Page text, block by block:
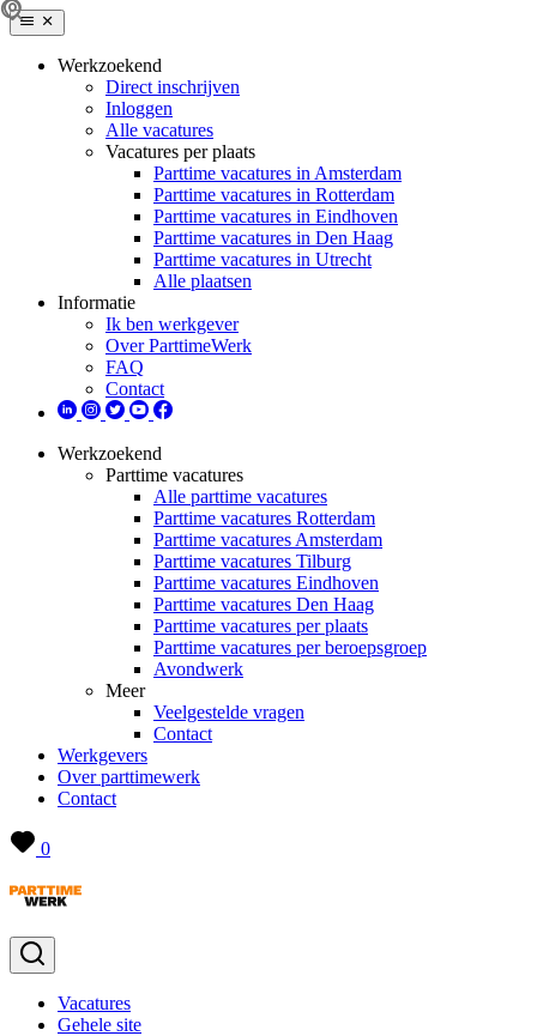
Werkzoekend
Direct inschrijven
Inloggen
Alle vacatures
Vacatures per plaats
Parttime vacatures in Amsterdam
Parttime vacatures in Rotterdam
Parttime vacatures in Eindhoven
Parttime vacatures in Den Haag
Parttime vacatures in Utrecht
Alle plaatsen
Informatie
Ik ben werkgever
Over ParttimeWerk
FAQ
Contact
Werkzoekend
Parttime vacatures
Alle parttime vacatures
Parttime vacatures Rotterdam
Parttime vacatures Amsterdam
Parttime vacatures Tilburg
Parttime vacatures Eindhoven
Parttime vacatures Den Haag
Parttime vacatures per plaats
Parttime vacatures per beroepsgroep
Avondwerk
Meer
Veelgestelde vragen
Contact
Werkgevers
Over parttimewerk
Contact
0
Vacatures
Gehele site